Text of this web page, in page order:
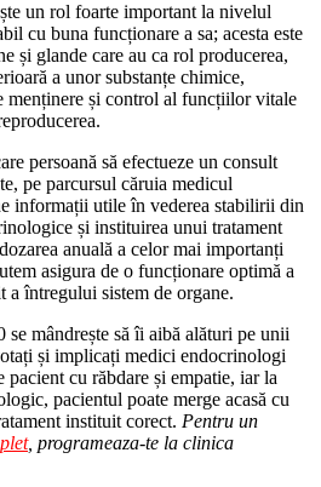
un rol foarte important la nivelul
cu buna funcționare a sa; acesta este
și glande care au ca rol producerea,
a unor substanțe chimice,
menținere și control al funcțiilor vitale
persoană să efectueze un consult
pe parcursul căruia medicul
informații utile în vederea stabilirii din
și instituirea unui tratament
anuală a celor mai importanți
asigura de o funcționare optimă a
întregului sistem de organe.
mândrește să îi aibă alături pe unii
și implicați medici endocrinologi
pacient cu răbdare și empatie, iar la
pacientul poate merge acasă cu
instituit corect. Pentru un
, programeaza-te la clinica